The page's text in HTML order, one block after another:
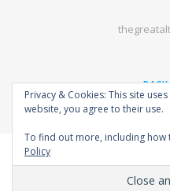
Privacy & Cookies: This site
website, you agree to their use.
To find out more, including
Policy